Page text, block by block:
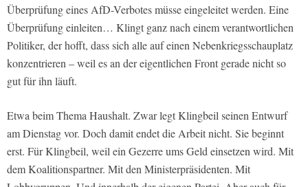
Überprüfung eines AfD-Verbotes müsse eingeleitet werden. Eine
Überprüfung einleiten… Klingt ganz nach einem verantwortlichen
Politiker, der hofft, dass sich alle auf einen Nebenkriegsschauplatz
konzentrieren – weil es an der eigentlichen Front gerade nicht so
gut für ihn läuft.
Etwa beim Thema Haushalt. Zwar legt Klingbeil seinen Entwurf
am Dienstag vor. Doch damit endet die Arbeit nicht. Sie beginnt
erst. Für Klingbeil, weil ein Gezerre ums Geld einsetzen wird. Mit
dem Koalitionspartner. Mit den Ministerpräsidenten. Mit